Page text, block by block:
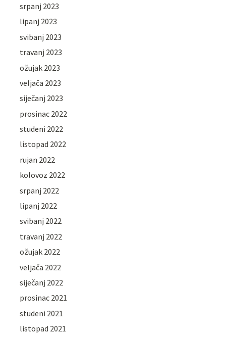
srpanj 2023
lipanj 2023
svibanj 2023
travanj 2023
ožujak 2023
veljača 2023
siječanj 2023
prosinac 2022
studeni 2022
listopad 2022
rujan 2022
kolovoz 2022
srpanj 2022
lipanj 2022
svibanj 2022
travanj 2022
ožujak 2022
veljača 2022
siječanj 2022
prosinac 2021
studeni 2021
listopad 2021